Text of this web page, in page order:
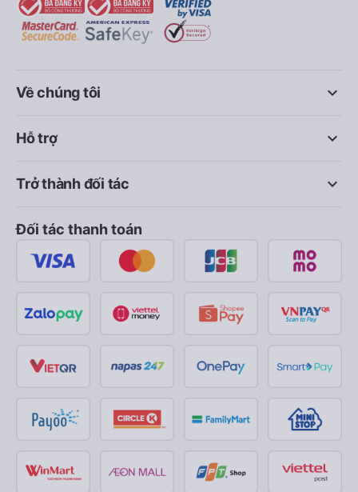
keyboard_arrow_down
Về chúng tôi
keyboard_arrow_down
Hỗ trợ
keyboard_arrow_down
Trở thành đối tác
Đối tác thanh toán